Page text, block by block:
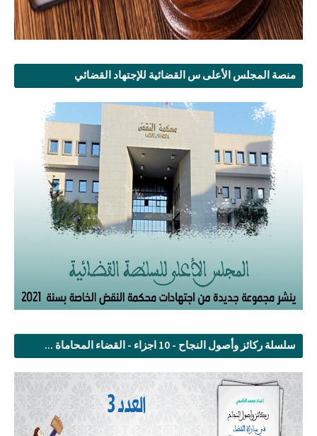
منصة المجلس الأعلى س القضائية للإجتهاد القضائي
سلسلة ركائز وأصول النجاح - 10 اجزاء - القضاء المحاماة ...